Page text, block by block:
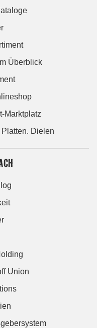
Überblick
Marktplatz
Dielen
Union